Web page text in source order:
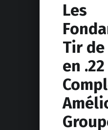
Les
Tir
en